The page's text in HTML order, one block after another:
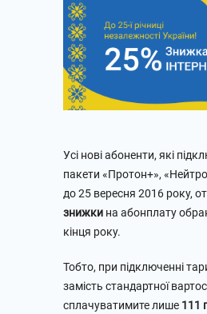
Усі нові абоненти, які
пакети «Протон+»,
до 25 вересня 2016 року,
знижки на абонплату
кінця року.
Тобто, при підключенні
замість стандартної
сплачуватимите лише 111